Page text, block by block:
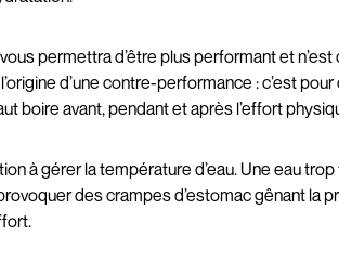
vous permettra d’être plus performant et n’est
d’une contre-performance : c’est pour
boire avant, pendant et après l’effort
à gérer la température d’eau. Une eau
des crampes d’estomac gênant la